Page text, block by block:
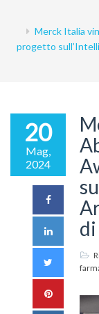
Merck Italia
progetto
20
Mag,
2024